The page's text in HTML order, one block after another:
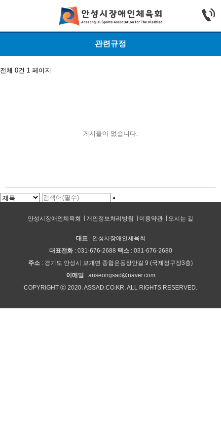
관련규정
전체 0건 1 페이지
게시물이 없습니다.
안성시장애인체육회 개인정보처리방침 이용약관 오시는 길
대표 : 안성시장애인체육회
대표전화: 031-676-2688 팩스: 031-676-2680
주소 : 경기도 안성시 보개면 종합운동장안길 9 (국제정구장3층)
이메일 : anseongsad@naver.com
COPYRIGHT ⓒ 2020. ASSAD.CO.KR. ALL RIGHTS RESERVED.